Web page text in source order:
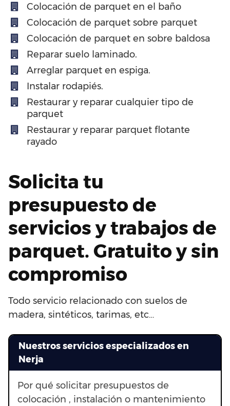
Colocación de parquet en el baño
Colocación de parquet sobre parquet
Colocación de parquet en sobre baldosa
Reparar suelo laminado.
Arreglar parquet en espiga.
Instalar rodapiés.
Restaurar y reparar cualquier tipo de
parquet
Restaurar y reparar parquet flotante
rayado
Solicita tu
presupuesto de
servicios y trabajos de
parquet. Gratuito y sin
compromiso
Todo servicio relacionado con suelos de
madera, sintéticos, tarimas, etc…
Nuestros servicios especializados en
Nerja
Por qué solicitar presupuestos de
colocación , instalación o mantenimiento